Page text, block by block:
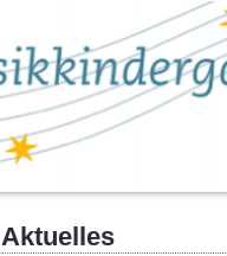
Aktuelles